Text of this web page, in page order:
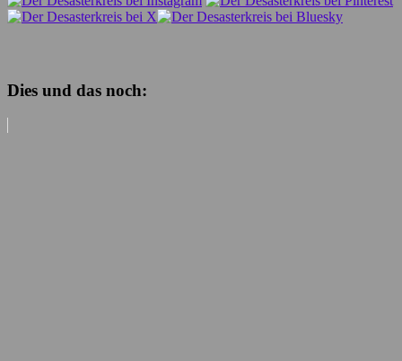
Dies und das noch: